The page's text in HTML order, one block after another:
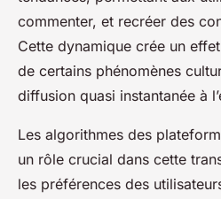
commenter, et recréer des
Cette dynamique crée un
de certains phénomènes
diffusion quasi instantanée à
Les algorithmes des
un rôle crucial dans cette
les préférences des